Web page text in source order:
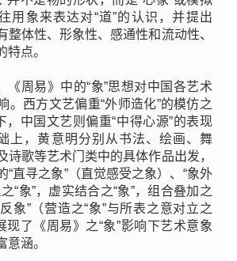
用象来表达对“道”的认识，并提出
整体性、形象性、感通性和流动性、
特点。
《周易》中的“象”思想对中国各艺术
。西方文艺偏重“外师造化”的模仿之
，中国文艺则偏重“中得心源”的表现
上，黄意明分别从书法、绘画、舞
诗歌等艺术门类中的具体作品出发，
“直寻之象”（直觉感受之象）、“象外
“象”，虚实结合之“象”，组合叠加之
象”（营造之“象”与所表之意对立之
现了《周易》之“象”影响下艺术意象
意涵。